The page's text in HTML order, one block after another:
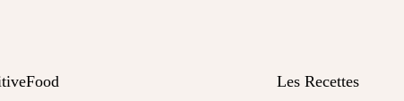
Les Recettes